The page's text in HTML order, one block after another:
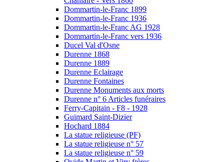
Dommartin-le-Franc 1899
Dommartin-le-Franc 1936
Dommartin-le-Franc AG 1928
Dommartin-le-Franc vers 1936
Ducel Val d'Osne
Durenne 1868
Durenne 1889
Durenne Eclairage
Durenne Fontaines
Durenne Monuments aux morts
Durenne n° 6 Articles funéraires
Ferry-Capitain - F8 - 1928
Guimard Saint-Dizier
Hochard 1884
La statue religieuse (PF)
La statue religieuse n° 57
La statue religieuse n° 59